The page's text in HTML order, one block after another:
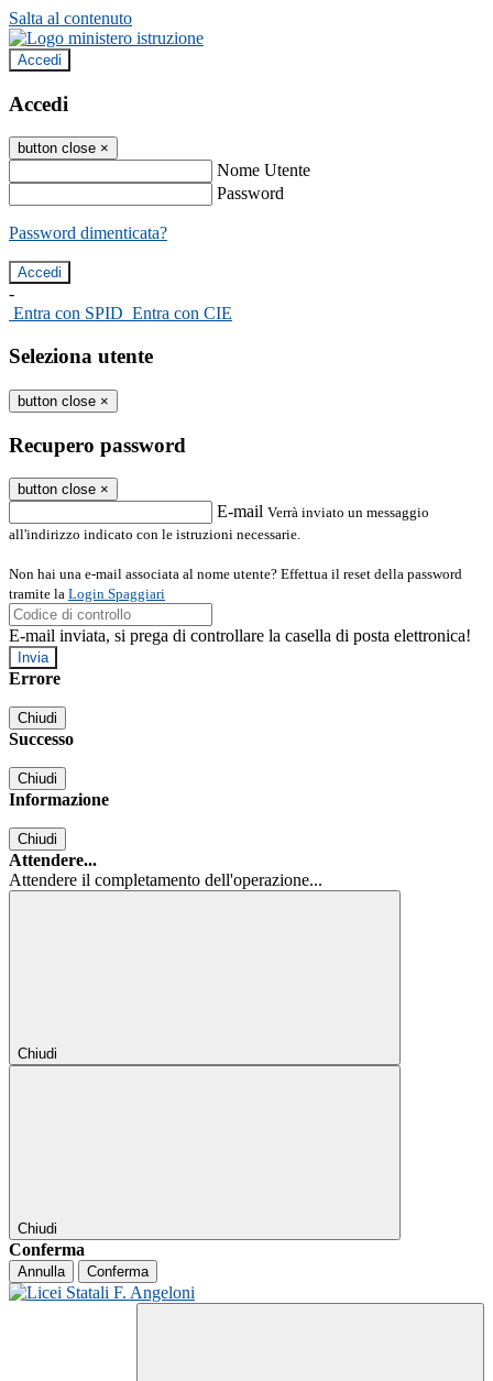
Salta al contenuto
Accedi
Accedi
button close ×
Nome Utente
Password
Password dimenticata?
-
Entra con SPID Entra con CIE
Seleziona utente
button close ×
Recupero password
button close ×
E-mail Verrà inviato un messaggio
all'indirizzo indicato con le istruzioni necessarie.
Non hai una e-mail associata al nome utente? Effettua il reset della password
tramite la Login Spaggiari
E-mail inviata, si prega di controllare la casella di posta elettronica!
Errore
Chiudi
Successo
Chiudi
Informazione
Chiudi
Attendere...
Attendere il completamento dell'operazione...
Chiudi
Chiudi
Conferma
Annulla Conferma